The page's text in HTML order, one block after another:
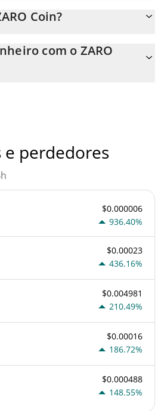
Coin?
maneira de trocar ZARO Coin é
com o ZARO
e perdedores
$0.000006
936.40%
$0.00023
436.16%
$0.004981
210.49%
$0.00016
186.72%
$0.000488
148.55%